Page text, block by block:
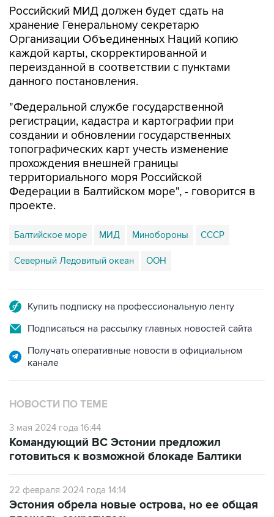
Организации Объединенных Наций копию
каждой карты, скорректированной и
переизданной в соответствии с пунктами
данного постановления.
"Федеральной службе государственной
создании и обновлении государственных
топографических карт учесть изменение
прохождения внешней границы
территориального моря Российской
Федерации в Балтийском море", - говорится в
проекте.
Балтийское море
Северный Ледовитый океан ООН
Подписаться на рассылку главных новостей сайта
Получать оперативные новости в официальном
НОВОСТИ ПО ТЕМЕ
3 мая 2024 года 16:44
готовиться к возможной блокаде Балтики
площадь сократилась